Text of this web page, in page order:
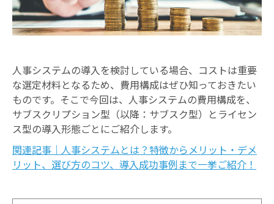
人事システムの導入を検討している場合、コストは重要
な選定材料となるため、費用構成はぜひ知っておきたい
ものです。そこで今回は、人事システムの費用構成を、
サブスクリプション型（以降：サブスク型）とライセン
ス型の導入形態ごとにご紹介します。
関連記事｜人事システムとは？特徴からメリット・デメ
リット、選び方のコツ、導入成功事例まで一挙ご紹介！